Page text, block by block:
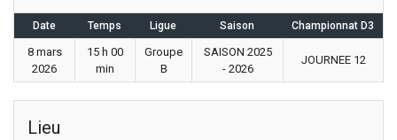
Date Temps Ligue Saison Championnat D3
8 mars
2026
15 h 00
min
Groupe
B
SAISON 2025
- 2026
JOURNEE 12
Lieu